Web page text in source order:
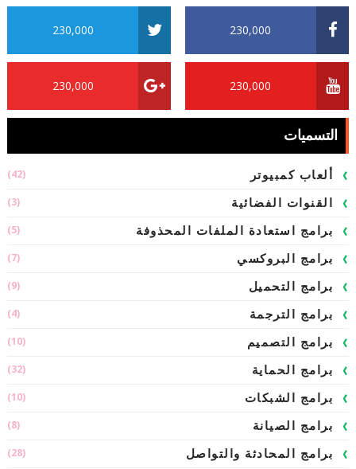
230,000
230,000
230,000
230,000
التسميات
ألعاب كمبيوتر (42)
القنوات الفضائية (3)
برامج استعادة الملفات المحذوفة (5)
برامج البروكسي (7)
برامج التحميل (9)
برامج الترجمة (4)
برامج التصميم (10)
برامج الحماية (32)
برامج الشبكات (10)
برامج الصيانة (8)
برامج المحادثة والتواصل (28)